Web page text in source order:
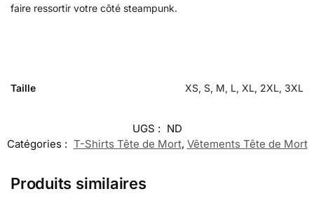
faire ressortir votre côté steampunk.
Taille XS, S, M, L, XL, 2XL, 3XL
UGS : ND
Catégories : T-Shirts Tête de Mort, Vêtements Tête de Mort
Produits similaires